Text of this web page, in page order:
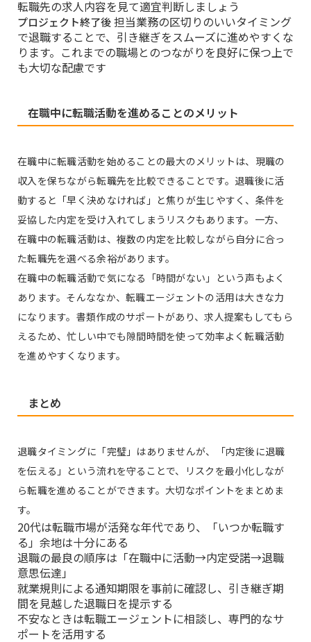
転職先の求人内容を見て適宜判断しましょう
プロジェクト終了後担当業務の区切りのいいタイミング
で退職することで、引き継ぎをスムーズに進めやすくな
ります。これまでの職場とのつながりを良好に保つ上で
も大切な配慮です
在職中に転職活動を進めることのメリット
在職中に転職活動を始めることの最大のメリットは、現職の
収入を保ちながら転職先を比較できることです。退職後に活
動すると「早く決めなければ」と焦りが生じやすく、条件を
妥協した内定を受け入れてしまうリスクもあります。一方、
在職中の転職活動は、複数の内定を比較しながら自分に合っ
た転職先を選べる余裕があります。
在職中の転職活動で気になる「時間がない」という声もよく
あります。そんななか、転職エージェントの活用は大きな力
になります。書類作成のサポートがあり、求人提案もしてもら
えるため、忙しい中でも隙間時間を使って効率よく転職活動
を進めやすくなります。
まとめ
退職タイミングに「完璧」はありませんが、「内定後に退職
を伝える」という流れを守ることで、リスクを最小化しなが
ら転職を進めることができます。大切なポイントをまとめま
す。
20代は転職市場が活発な年代であり、「いつか転職す
る」余地は十分にある
退職の最良の順序は「在職中に活動→内定受諾→退職
意思伝達」
就業規則による通知期限を事前に確認し、引き継ぎ期
間を見越した退職日を提示する
不安なときは転職エージェントに相談し、専門的なサ
ポートを活用する